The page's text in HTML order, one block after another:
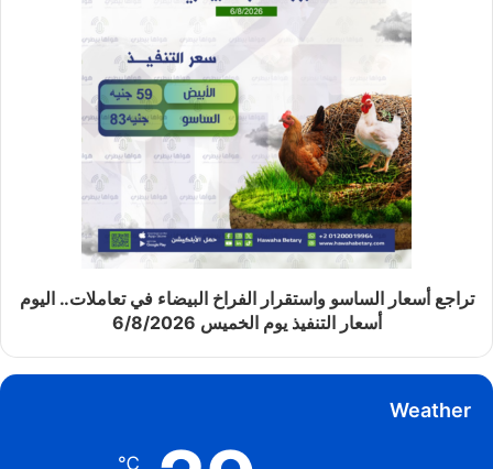
تراجع أسعار الساسو واستقرار الفراخ البيضاء في تعاملات.. اليوم
أسعار التنفيذ يوم الخميس 6/8/2026
Weather
℃